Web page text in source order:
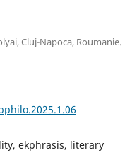
Cluj-Napoca, Roumanie.
ekphrasis, literary